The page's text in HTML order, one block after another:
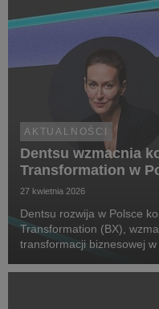
AKTUALNOŚCI
Dentsu wzmacnia
Transformation w
27 kwietnia 2026
Dentsu rozwija w Polsce
Transformation (BX),
transformacji biznesowej w
rosnące potrzeby